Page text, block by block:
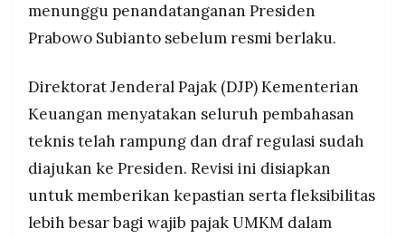
PT.
MEDIA
PRAMUDITA
©
Resolusi.co
-
PT.
MEDIA
PRAMUDITA
menunggu penandatanganan Presiden
Prabowo Subianto sebelum resmi berlaku.
Direktorat Jenderal Pajak (DJP) Kementerian
Keuangan menyatakan seluruh pembahasan
teknis telah rampung dan draf regulasi sudah
diajukan ke Presiden. Revisi ini disiapkan
untuk memberikan kepastian serta fleksibilitas
lebih besar bagi wajib pajak UMKM dalam